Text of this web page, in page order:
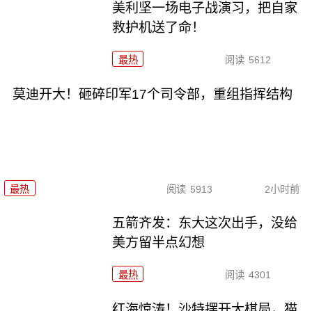
美利坚一场电子战演习，把自家
救护机送了命！
最热 阅读 5612
莫迪开大！砸碎印军17个司令部，重组指挥结构
最热 阅读 5913 2小时前
五箭齐发：东大这次出手，没给
美方留半点幻想
最热 阅读 4301